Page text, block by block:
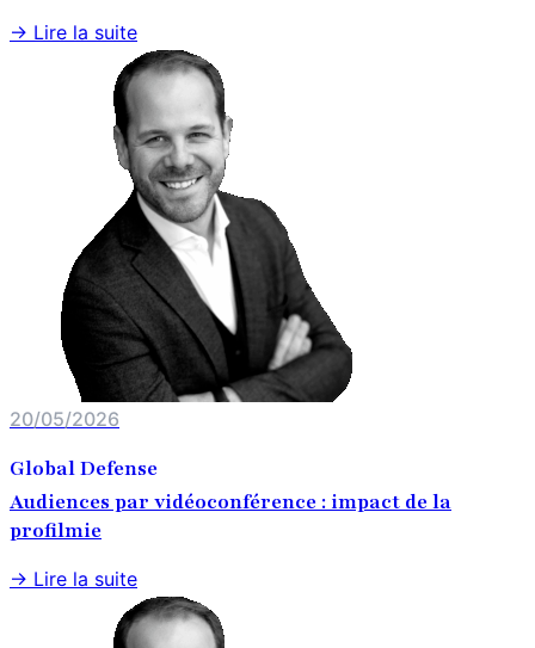
→ Lire la suite
20/05/2026
Global Defense
Audiences par vidéoconférence : impact de la
profilmie
→ Lire la suite